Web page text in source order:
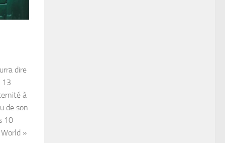
dire
13
à
de son
10
»